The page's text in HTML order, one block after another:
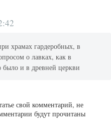
храмах гардеробных, в
о лавках, как в
было и в древней церкви
свой комментарий, не
будут прочитаны